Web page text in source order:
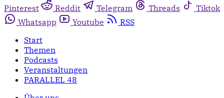
Pinterest
Reddit Telegram Threads
Tiktok
Whatsapp
Youtube
RSS
Start
Themen
Podcasts
Veranstaltungen
PARALLEL 48